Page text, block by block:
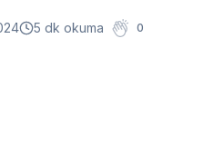
5 dk okuma 0